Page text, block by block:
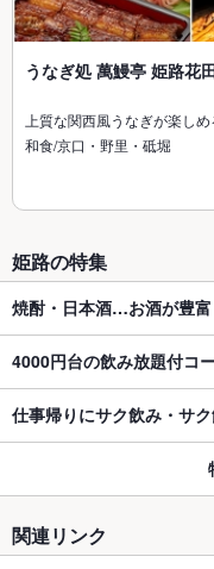
うなぎ処 萬鰻亭 姫路花
上質な関西風うなぎが楽し
和食/京口・野里・砥堀
姫路の特集
焼酎・日本酒…お酒が豊富
4000円台の飲み放題付コ
仕事帰りにサク飲み・サ
関連リンク